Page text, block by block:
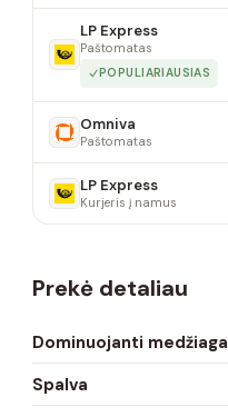
LP Express
Paštomatas
POPULIARIAUSIAS
Omniva
Paštomatas
LP Express
Kurjeris į namus
Prekė detaliau
Dominuojanti medžiaga
Spalva